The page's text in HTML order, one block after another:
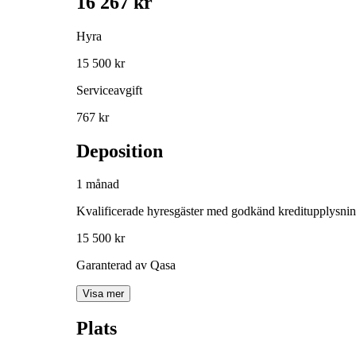
Hyra
15 500 kr
Serviceavgift
767 kr
Deposition
1 månad
Kvalificerade hyresgäster med godkänd
15 500 kr
Garanterad av Qasa
Visa mer
Plats